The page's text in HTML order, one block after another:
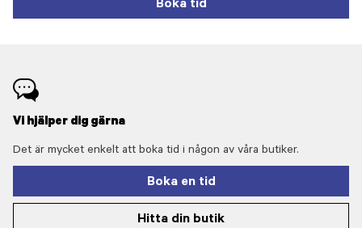
Boka tid
Vi hjälper dig gärna
Det är mycket enkelt att boka tid i någon av våra butiker.
Boka en tid
Hitta din butik